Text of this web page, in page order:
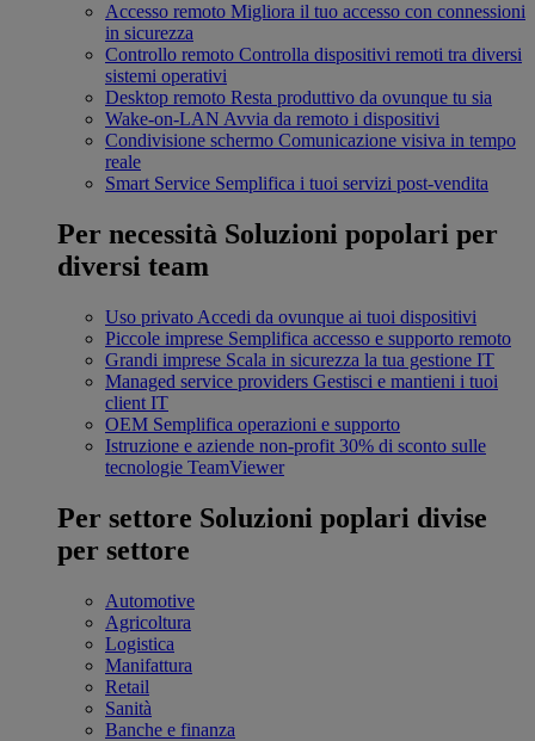
Accesso remoto Migliora il tuo accesso con connessioni
in sicurezza
Controllo remoto Controlla dispositivi remoti tra diversi
sistemi operativi
Desktop remoto Resta produttivo da ovunque tu sia
Wake-on-LAN Avvia da remoto i dispositivi
Condivisione schermo Comunicazione visiva in tempo
reale
Smart Service Semplifica i tuoi servizi post-vendita
Per necessità Soluzioni popolari per
diversi team
Uso privato Accedi da ovunque ai tuoi dispositivi
Piccole imprese Semplifica accesso e supporto remoto
Grandi imprese Scala in sicurezza la tua gestione IT
Managed service providers Gestisci e mantieni i tuoi
client IT
OEM Semplifica operazioni e supporto
Istruzione e aziende non-profit 30% di sconto sulle
tecnologie TeamViewer
Per settore Soluzioni poplari divise
per settore
Automotive
Agricoltura
Logistica
Manifattura
Retail
Sanità
Banche e finanza